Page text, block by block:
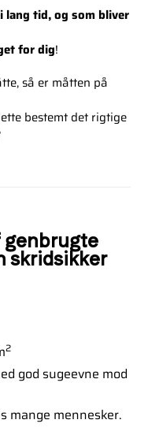
lang tid, og som bliver
for dig!
så er måtten på
bestemt det rigtige
genbrugte
skridsikker
2
god sugeevne mod
mange mennesker.